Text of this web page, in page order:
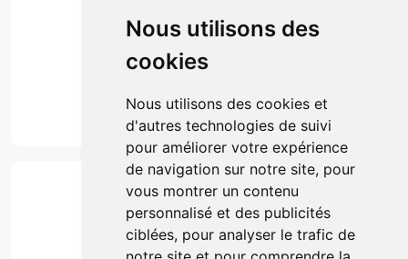
Nous utilisons des
cookies
Nous utilisons des cookies et
d'autres technologies de suivi
pour améliorer votre expérience
de navigation sur notre site, pour
vous montrer un contenu
personnalisé et des publicités
ciblées, pour analyser le trafic de
Actualités & conseils
Événements
Marques
Suivez-nous
Paiement
Simple, rapide et 100% sécurisé